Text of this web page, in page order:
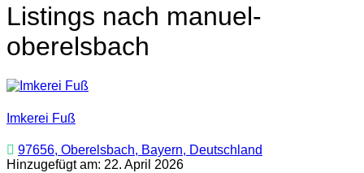
Listings nach manuel-
oberelsbach
Imkerei Fuß
97656, Oberelsbach, Bayern, Deutschland
Hinzugefügt am: 22. April 2026